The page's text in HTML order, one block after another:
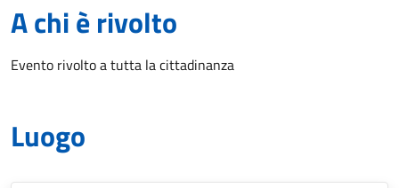
A chi è rivolto
Evento rivolto a tutta la cittadinanza
Luogo